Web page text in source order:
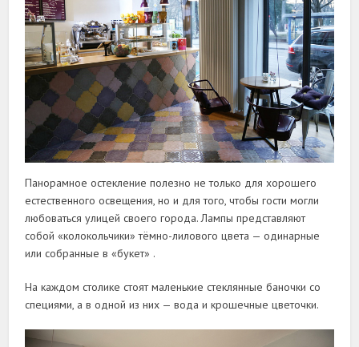
Панорамное остекление полезно не только для хорошего
естественного освещения, но и для того, чтобы гости могли
любоваться улицей своего города. Лампы представляют
собой «колокольчики» тёмно-лилового цвета — одинарные
или собранные в «букет» .
На каждом столике стоят маленькие стеклянные баночки со
специями, а в одной из них — вода и крошечные цветочки.